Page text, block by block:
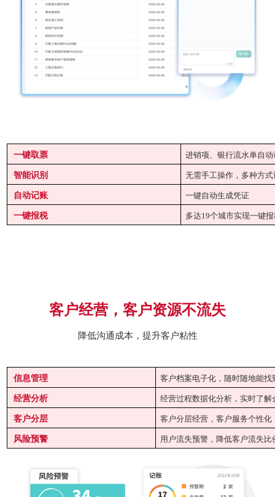
一键取票 进销项、银行流水单自动
智能识别 无需手工操作，多种方
自动记账 一键自动生成凭证
一键报税 多达19个城市实现一键
客户经营，客户资源不流失
降低沟通成本，提升客户粘性
信息管理 客户档案电子化，随时随地能找
经营分析 经营过程数据化分析，实时了解
客户分层 客户分层经营，客户服务个性化
风险预警 用户流失预警，降低客户流失比